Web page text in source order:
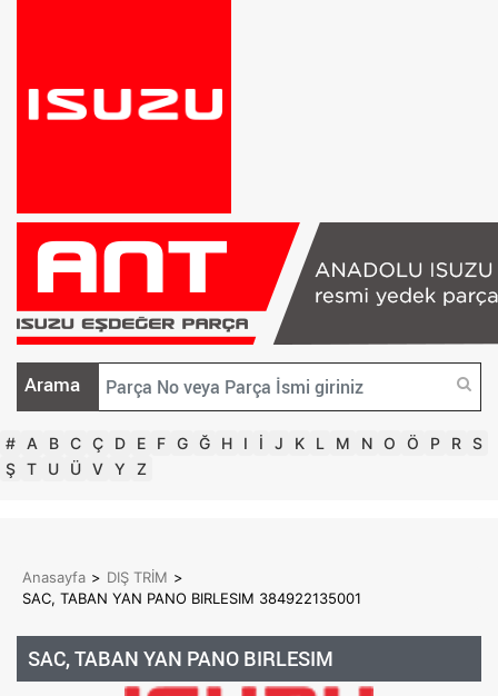
Arama
# A B C Ç D E F G Ğ H I İ J K L M N O Ö P R S
Ş T U Ü V Y Z
Anasayfa > DIŞ TRİM >
SAC, TABAN YAN PANO BIRLESIM 384922135001
SAC, TABAN YAN PANO BIRLESIM